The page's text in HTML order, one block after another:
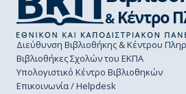
Διεύθυνση Βιβλιοθήκης & Κέντρου
Βιβλιοθήκες Σχολών του ΕΚΠΑ
Υπολογιστικό Κέντρο Βιβλιοθηκών
Επικοινωνία / Helpdesk